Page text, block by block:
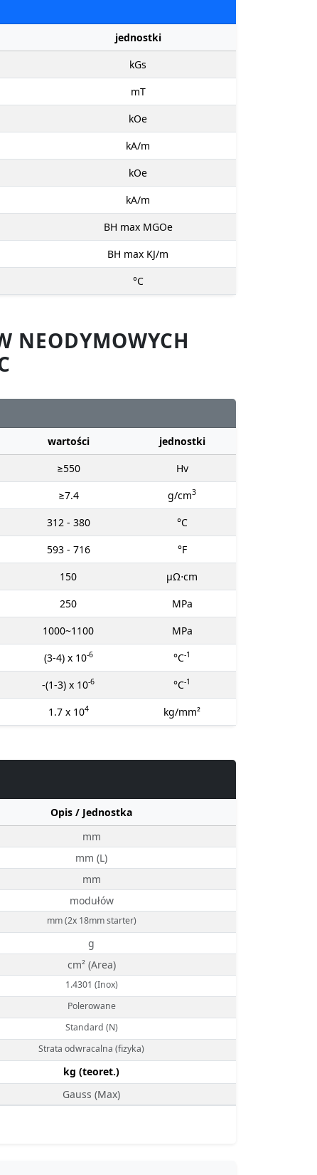
jednostki
kGs
mT
kOe
kA/m
kOe
kA/m
BH max MGOe
BH max KJ/m
°C
NEODYMOWYCH
wartości
jednostki
≥550
Hv
≥7.4 g/cm3
312 - 380
°C
593 - 716
°F
150
μΩ⋅cm
250
MPa
1000~1100
MPa
(3-4) x 10-6 °C-1
-(1-3) x 10-6 °C-1
1.7 x 104 kg/mm²
Opis / Jednostka
mm
mm (L)
mm
modułów
mm (2x 18mm starter)
g
cm² (Area)
1.4301 (Inox)
Polerowane
Standard (N)
Strata odwracalna (fizyka)
kg (teoret.)
Gauss (Max)